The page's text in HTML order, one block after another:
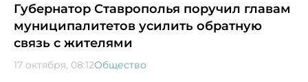
Губернатор Ставрополья поручил главам
муниципалитетов усилить обратную
связь с жителями
17 октября, 08:12Общество